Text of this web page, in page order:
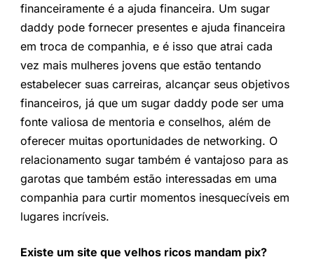
financeiramente é a ajuda financeira. Um sugar
daddy pode fornecer presentes e ajuda financeira
em troca de companhia, e é isso que atrai cada
vez mais mulheres jovens que estão tentando
estabelecer suas carreiras, alcançar seus objetivos
financeiros, já que um sugar daddy pode ser uma
fonte valiosa de mentoria e conselhos, além de
oferecer muitas oportunidades de networking. O
relacionamento sugar também é vantajoso para as
garotas que também estão interessadas em uma
companhia para curtir momentos inesquecíveis em
lugares incríveis.
Existe um site que velhos ricos mandam pix?